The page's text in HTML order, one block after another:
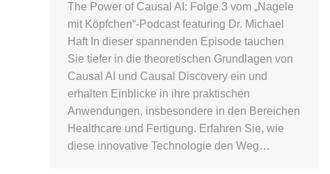
The Power of Causal AI: Folge 3 vom „Nagele
mit Köpfchen“-Podcast featuring Dr. Michael
Haft In dieser spannenden Episode tauchen
Sie tiefer in die theoretischen Grundlagen von
Causal AI und Causal Discovery ein und
erhalten Einblicke in ihre praktischen
Anwendungen, insbesondere in den Bereichen
Healthcare und Fertigung. Erfahren Sie, wie
diese innovative Technologie den Weg…